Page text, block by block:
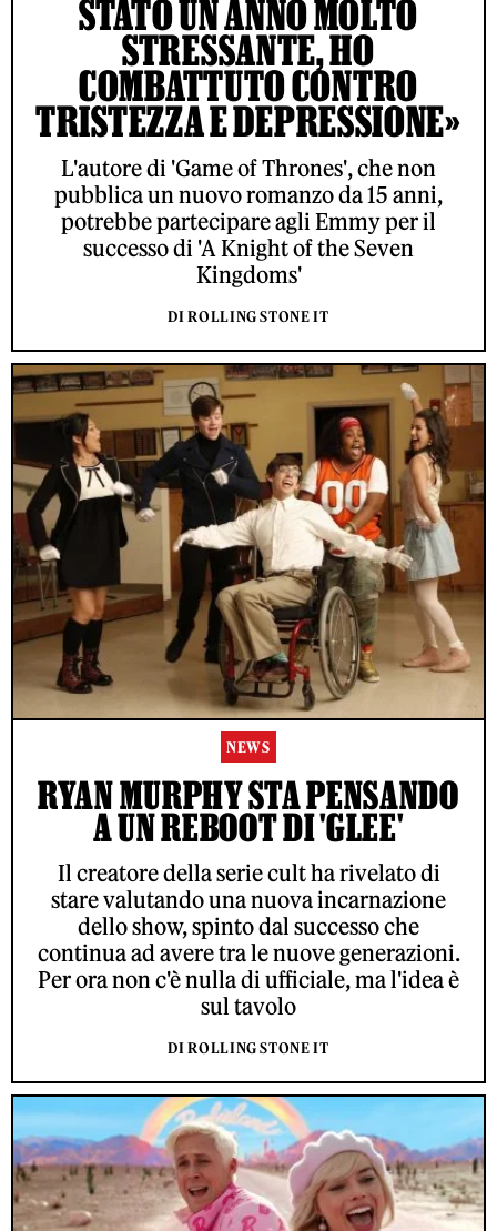
STATO UN ANNO MOLTO
STRESSANTE, HO
COMBATTUTO CONTRO
TRISTEZZA E DEPRESSIONE»
L'autore di 'Game of Thrones', che non
pubblica un nuovo romanzo da 15 anni,
potrebbe partecipare agli Emmy per il
successo di 'A Knight of the Seven
Kingdoms'
DI ROLLING STONE IT
NEWS
RYAN MURPHY STA PENSANDO
A UN REBOOT DI 'GLEE'
Il creatore della serie cult ha rivelato di
stare valutando una nuova incarnazione
dello show, spinto dal successo che
continua ad avere tra le nuove generazioni.
Per ora non c'è nulla di ufficiale, ma l'idea è
sul tavolo
DI ROLLING STONE IT